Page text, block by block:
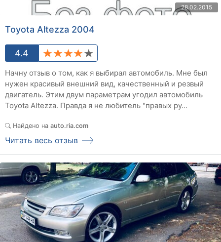
28.02.2015
Toyota Altezza 2004
4.4
Начну отзыв о том, как я выбирал автомобиль. Мне был
нужен красивый внешний вид, качественный и резвый
двигатель. Этим двум параметрам угодил автомобиль
Toyota Altezza. Правда я не любитель "правых ру...
Найдено на auto.ria.com
Читать весь отзыв